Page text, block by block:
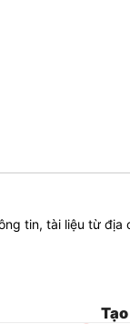
tin, tài liệu từ địa